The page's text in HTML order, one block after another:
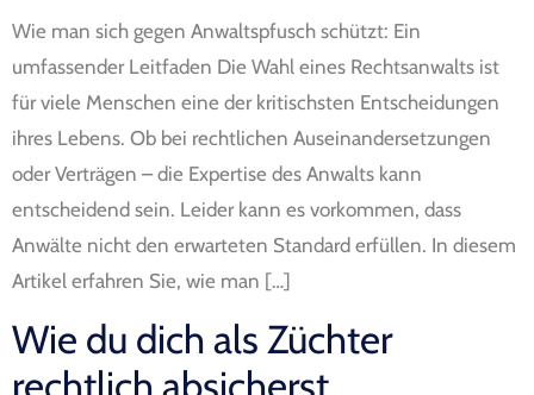
Wie man sich gegen Anwaltspfusch schützt: Ein
umfassender Leitfaden Die Wahl eines Rechtsanwalts ist
für viele Menschen eine der kritischsten Entscheidungen
ihres Lebens. Ob bei rechtlichen Auseinandersetzungen
oder Verträgen – die Expertise des Anwalts kann
entscheidend sein. Leider kann es vorkommen, dass
Anwälte nicht den erwarteten Standard erfüllen. In diesem
Artikel erfahren Sie, wie man […]
Wie du dich als Züchter
rechtlich absicherst